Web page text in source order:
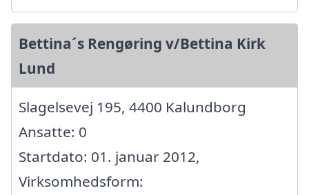
Bettina´s Rengøring v/Bettina Kirk
Lund
Slagelsevej 195, 4400 Kalundborg
Ansatte: 0
Startdato: 01. januar 2012,
Virksomhedsform: